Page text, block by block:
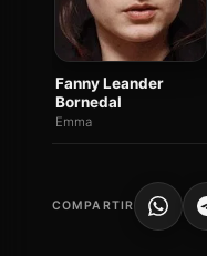
Fanny Leander
Bornedal
Emma
COMPARTIR